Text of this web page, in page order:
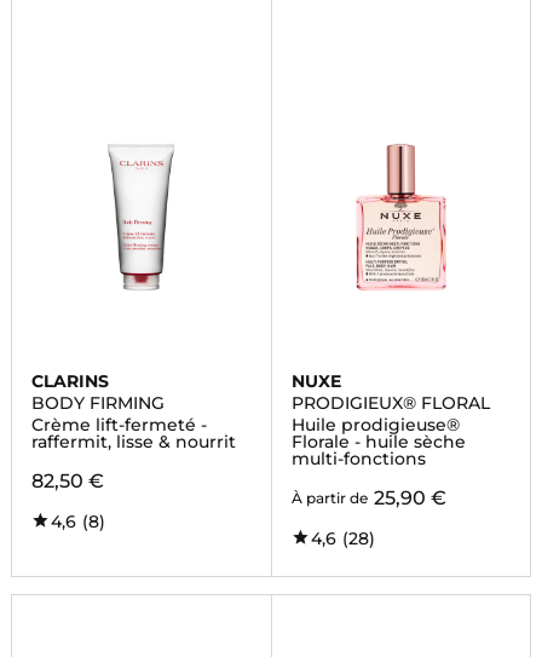
CLARINS
BODY FIRMING
Crème lift-fermeté -
raffermit, lisse & nourrit
82,50 €
4,6 (8)
NUXE
PRODIGIEUX® FLORAL
Huile prodigieuse®
Florale - huile sèche
multi-fonctions
À partir de 25,90 €
4,6 (28)